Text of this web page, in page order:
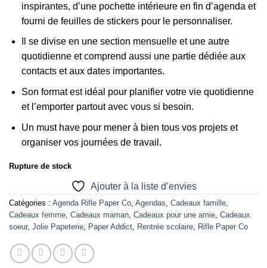
inspirantes, d’une pochette intérieure en fin d’agenda et
fourni de feuilles de stickers pour le personnaliser.
Il se divise en une section mensuelle et une autre
quotidienne et comprend aussi une partie dédiée aux
contacts et aux dates importantes.
Son format est idéal pour planifier votre vie quotidienne
et l’emporter partout avec vous si besoin.
Un must have pour mener à bien tous vos projets et
organiser vos journées de travail.
Rupture de stock
Ajouter à la liste d’envies
Catégories : Agenda Rifle Paper Co, Agendas, Cadeaux famille,
Cadeaux femme, Cadeaux maman, Cadeaux pour une amie, Cadeaux
soeur, Jolie Papeterie, Paper Addict, Rentrée scolaire, Rifle Paper Co